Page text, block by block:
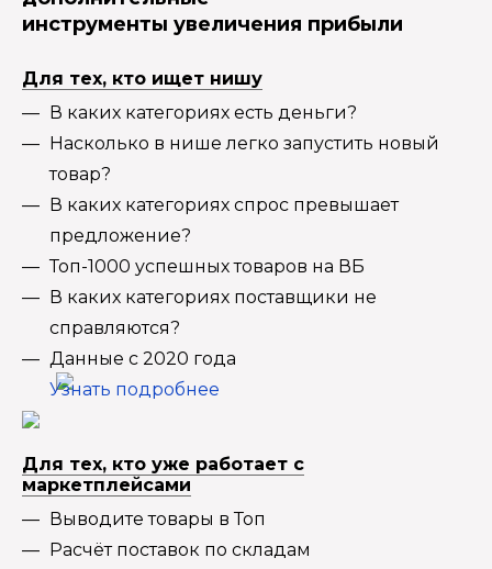
инструменты увеличения прибыли
Для тех, кто ищет нишу
В каких категориях есть деньги?
Насколько в нише легко запустить новый
товар?
В каких категориях спрос превышает
предложение?
Топ-1000 успешных товаров на ВБ
В каких категориях поставщики не
справляются?
Данные с 2020 года
Узнать подробнее
Для тех, кто уже работает с
маркетплейсами
Выводите товары в Топ
Расчёт поставок по складам